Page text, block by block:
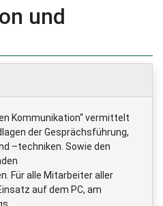
und
Kommunikation“ vermittelt
der Gesprächsführung,
–techniken. Sowie den
Für alle Mitarbeiter aller
auf dem PC, am